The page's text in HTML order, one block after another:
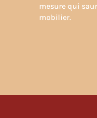
mesure qui
mobilier.